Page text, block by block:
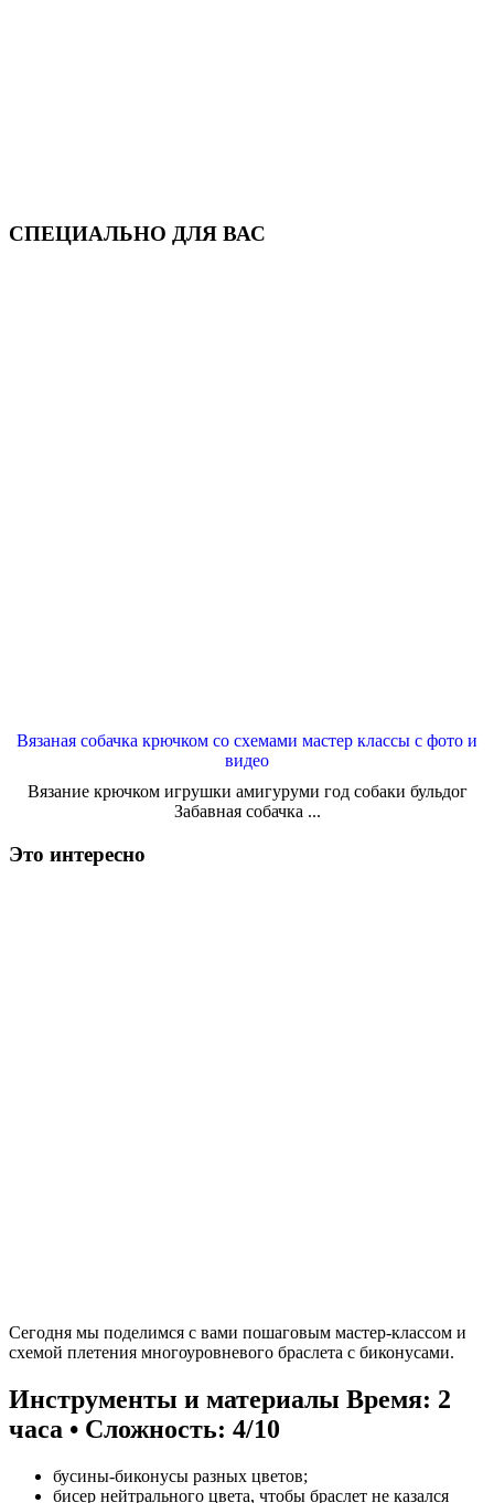
СПЕЦИАЛЬНО ДЛЯ ВАС
Вязаная собачка крючком со схемами мастер классы с фото и
видео
Вязание крючком игрушки амигуруми год собаки бульдог
Забавная собачка ...
Это интересно
Сегодня мы поделимся с вами пошаговым мастер-классом и
схемой плетения многоуровневого браслета с биконусами.
Инструменты и материалы Время: 2
часа • Сложность: 4/10
бусины-биконусы разных цветов;
бисер нейтрального цвета, чтобы браслет не казался